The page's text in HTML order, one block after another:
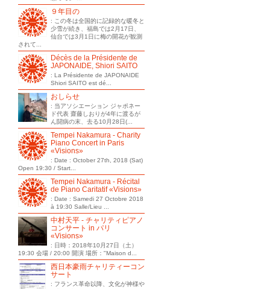
９年目の
: この冬は全国的に記録的な暖冬と
少雪が続き、福島では2月17日、
仙台では3月1日に梅の開花が観測
されて...
Décès de la Présidente de
JAPONAIDE, Shiori SAITO
: La Présidente de JAPONAIDE
Shiori SAITO est dé...
おしらせ
: 当アソシエーション ジャポネー
ド代表 齋藤しおりが4年に渡るが
ん闘病の末、去る10月28日(...
Tempei Nakamura - Charity
Piano Concert in Paris
«Visions»
: Date : October 27th, 2018 (Sat)
Open 19:30 / Start...
Tempei Nakamura - Récital
de Piano Caritatif «Visions»
: Date : Samedi 27 Octobre 2018
à 19:30 Salle/Lieu ...
中村天平 - チャリティピアノ
コンサート in パリ
«Visions»
: 日時：2018年10月27日（土）
19:30 会場 / 20:00 開演 場所："Maison d...
西日本豪雨チャリティーコン
サート
: フランス革命以降、文化が神様や